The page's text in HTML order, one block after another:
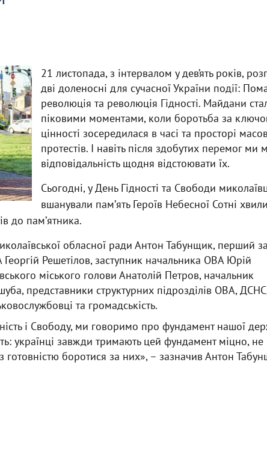
21 листопада, з інтервалом у дев’ять років,
дві доленосні для сучасної України події:
революція та революція Гідності. Майдани
піковими моментами, коли боротьба за
цінності зосередилася в часі та просторі
протестів. І навіть після здобутих перемог ми
відповідальність щодня відстоювати їх.
Сьогодні, у День Гідності та Свободи
вшанували памʼять Героїв Небесної Сотні
до памʼятника.
обласної ради Антон Табунщик, перший
Решетілов, заступник начальника ОВА Юрій
міського голови Анатолій Петров, начальник
представники структурних підрозділів ОВА,
та громадськість.
і Свободу, ми говоримо про фундамент нашої
українці завжди тримають цей фундамент міцно, не
готовністю боротися за них», – зазначив Антон